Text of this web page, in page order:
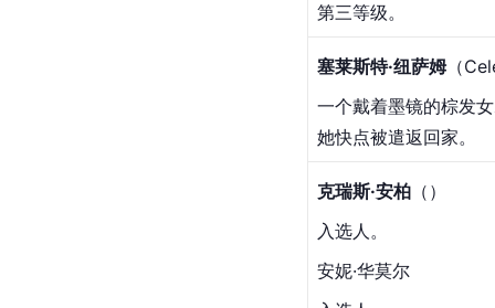
第三等级。
塞莱斯特·纽萨姆（
一个戴着墨镜的棕发
她快点被遣返回家。
克瑞斯·安柏 （）
入选人。
安妮·华莫尔